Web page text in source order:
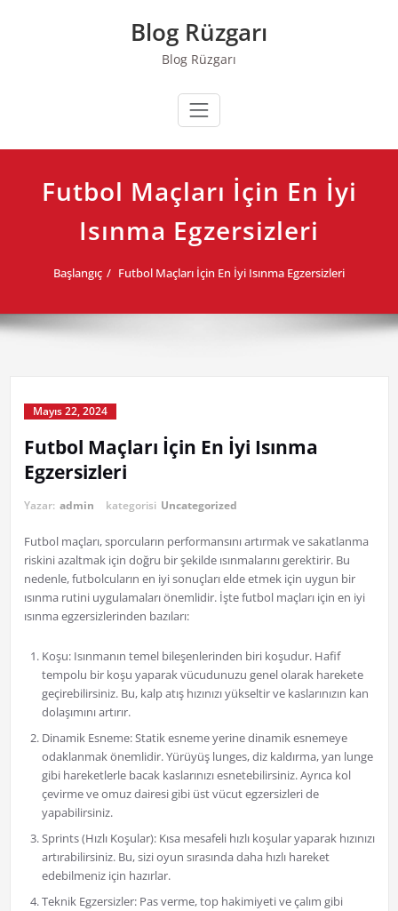
Blog Rüzgarı
Blog Rüzgarı
Futbol Maçları İçin En İyi
Isınma Egzersizleri
Başlangıç Futbol Maçları İçin En İyi Isınma Egzersizleri
Mayıs 22, 2024
Futbol Maçları İçin En İyi Isınma
Egzersizleri
Yazar: admin kategorisi Uncategorized
Futbol maçları, sporcuların performansını artırmak ve sakatlanma
riskini azaltmak için doğru bir şekilde ısınmalarını gerektirir. Bu
nedenle, futbolcuların en iyi sonuçları elde etmek için uygun bir
ısınma rutini uygulamaları önemlidir. İşte futbol maçları için en iyi
ısınma egzersizlerinden bazıları:
Koşu: Isınmanın temel bileşenlerinden biri koşudur. Hafif
tempolu bir koşu yaparak vücudunuzu genel olarak harekete
geçirebilirsiniz. Bu, kalp atış hızınızı yükseltir ve kaslarınızın kan
dolaşımını artırır.
Dinamik Esneme: Statik esneme yerine dinamik esnemeye
odaklanmak önemlidir. Yürüyüş lunges, diz kaldırma, yan lunge
gibi hareketlerle bacak kaslarınızı esnetebilirsiniz. Ayrıca kol
çevirme ve omuz dairesi gibi üst vücut egzersizleri de
yapabilirsiniz.
Sprints (Hızlı Koşular): Kısa mesafeli hızlı koşular yaparak hızınızı
artırabilirsiniz. Bu, sizi oyun sırasında daha hızlı hareket
edebilmeniz için hazırlar.
Teknik Egzersizler: Pas verme, top hakimiyeti ve çalım gibi